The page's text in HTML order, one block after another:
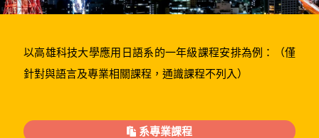
以高雄科技大學應用日語系的一年級課程安排為例：（僅
針對與語言及專業相關課程，通識課程不列入）
系專業課程